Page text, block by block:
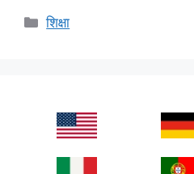
Categories
शिक्षा